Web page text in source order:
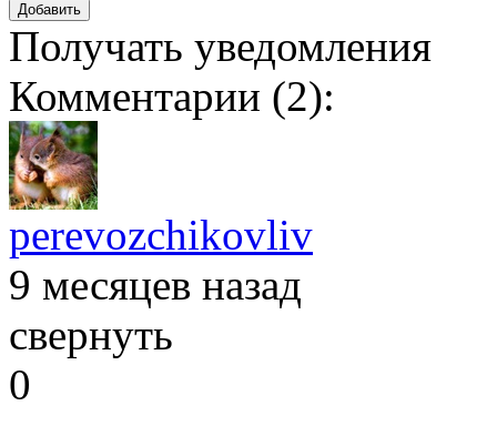
Получать уведомления
Комментарии (2):
perevozchikovliv
9 месяцев назад
свернуть
0